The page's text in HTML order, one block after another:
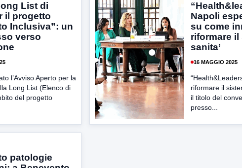
List di
il progetto
Inclusiva”: un
verso
l’Avviso Aperto per la
Long List (Elenco di
del progetto
Napoli
su come
riformare il
sanita’
16 MAGGIO 2025
riformare il
il titolo del
presso...
patologie